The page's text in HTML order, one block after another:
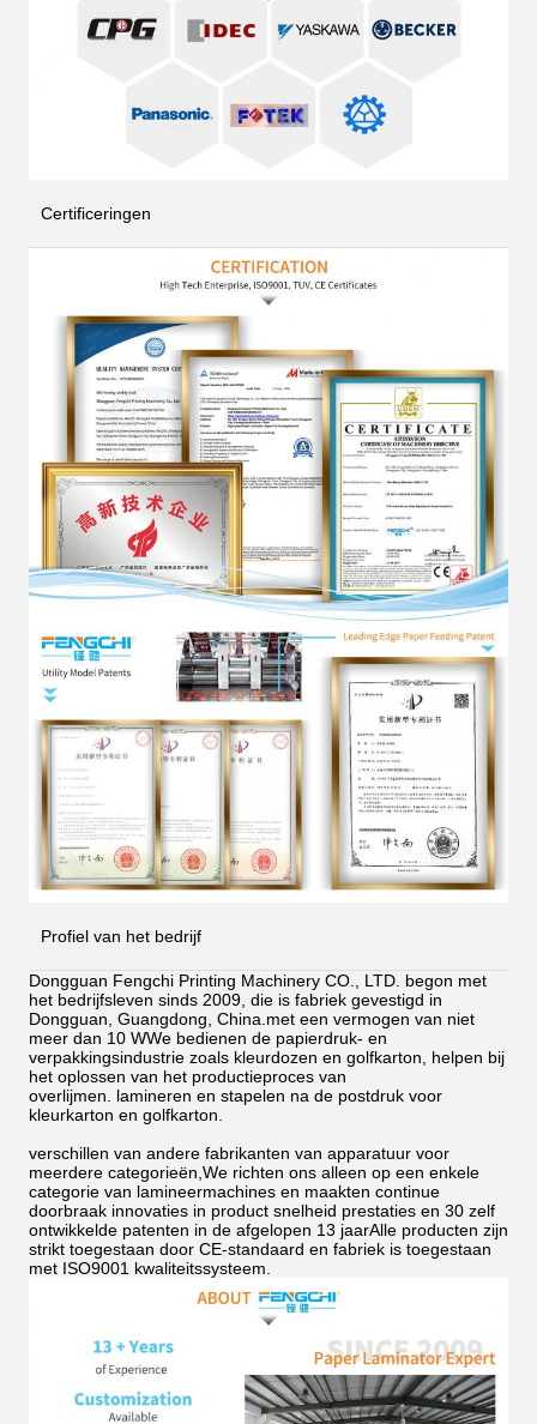
Certificeringen
Profiel van het bedrijf
Dongguan Fengchi Printing Machinery CO., LTD. begon met
het bedrijfsleven sinds 2009, die is fabriek gevestigd in
Dongguan, Guangdong, China.met een vermogen van niet
meer dan 10 WWe bedienen de papierdruk- en
verpakkingsindustrie zoals kleurdozen en golfkarton, helpen bij
het oplossen van het productieproces van
overlijmen.
lamineren en stapelen na de postdruk voor
kleurkarton en golfkarton.
verschillen van andere fabrikanten van apparatuur voor
meerdere categorieën,We richten ons alleen op een enkele
categorie van lamineermachines en maakten continue
doorbraak innovaties in product snelheid prestaties en 30 zelf
ontwikkelde patenten in de afgelopen 13 jaarAlle producten zijn
strikt toegestaan door CE-standaard en fabriek is toegestaan
met ISO9001 kwaliteitssysteem.